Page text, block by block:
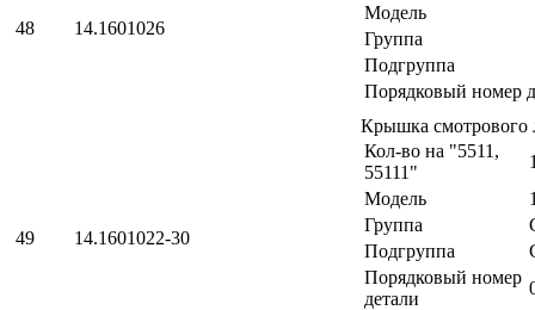
48 14.1601026
Модель
Группа
Подгруппа
Порядковый номер
49 14.1601022-30
Крышка
Кол-во на "5511,
55111"
Модель
Группа
Подгруппа
Порядковый номер
детали